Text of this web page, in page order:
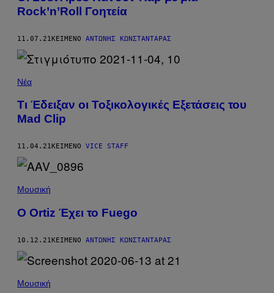
Rock’n’Roll Γοητεία
11.07.21ΚΕΊΜΕΝΟ ΑΝΤΏΝΗΣ ΚΩΝΣΤΑΝΤΆΡΑΣ
Νέα
Τι Έδειξαν οι Τοξικολογικές Εξετάσεις του
Mad Clip
11.04.21 ΚΕΊΜΕΝΟ VICE STAFF
Μουσική
O Ortiz Έχει το Fuego
10.12.21ΚΕΊΜΕΝΟ ΑΝΤΏΝΗΣ ΚΩΝΣΤΑΝΤΆΡΑΣ
Μουσική